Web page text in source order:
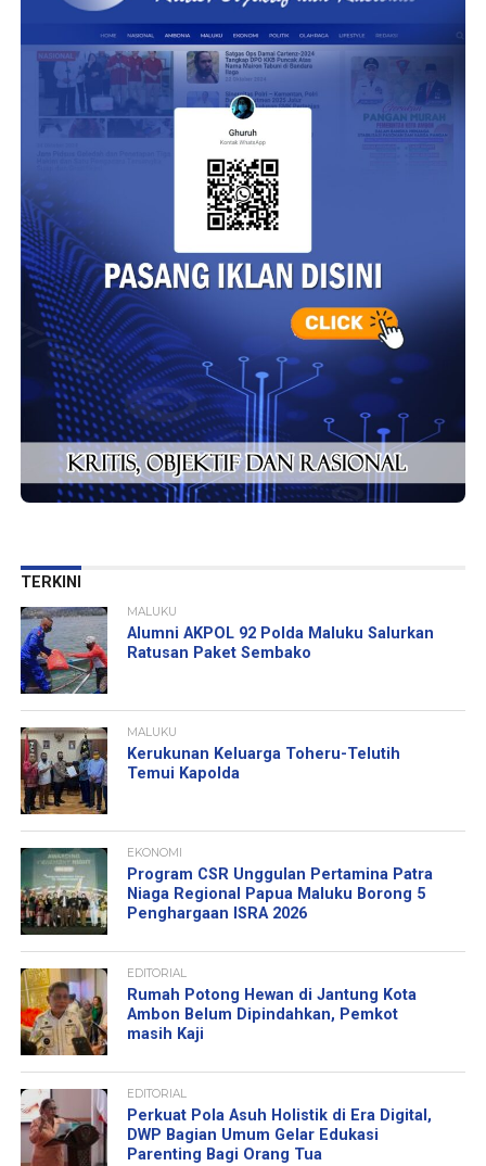
TERKINI
MALUKU
Alumni AKPOL 92 Polda Maluku Salurkan
Ratusan Paket Sembako
MALUKU
Kerukunan Keluarga Toheru-Telutih
Temui Kapolda
EKONOMI
Program CSR Unggulan Pertamina Patra
Niaga Regional Papua Maluku Borong 5
Penghargaan ISRA 2026
EDITORIAL
Rumah Potong Hewan di Jantung Kota
Ambon Belum Dipindahkan, Pemkot
masih Kaji
EDITORIAL
Perkuat Pola Asuh Holistik di Era Digital,
DWP Bagian Umum Gelar Edukasi
Parenting Bagi Orang Tua